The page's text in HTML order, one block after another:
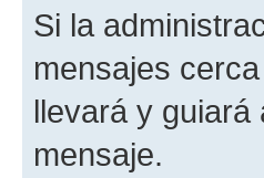
Si la
mensajes
llevará y
mensaje.